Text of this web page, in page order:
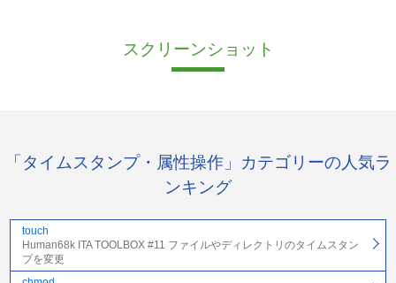
スクリーンショット
「タイムスタンプ・属性操作」カテゴリーの人気ラ
ンキング
touch
Human68k ITA TOOLBOX #11 ファイルやディレクトリのタイムスタン
プを変更